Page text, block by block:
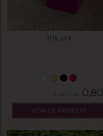
Iris uni
0,80
VOIR LE PRODUIT